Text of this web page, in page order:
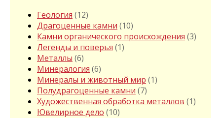
Геология (12)
Драгоценные камни (10)
Камни органического происхождения (3)
Легенды и поверья (1)
Металлы (6)
Минералогия (6)
Минералы и животный мир (1)
Полудрагоценные камни (7)
Художественная обработка металлов (1)
Ювелирное дело (10)